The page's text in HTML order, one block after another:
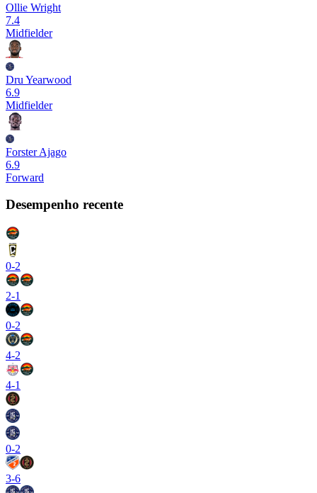
Ollie Wright
7.4
Midfielder
Dru Yearwood
6.9
Midfielder
Forster Ajago
6.9
Forward
Desempenho recente
0-2
2-1
0-2
4-2
4-1
0-2
3-6